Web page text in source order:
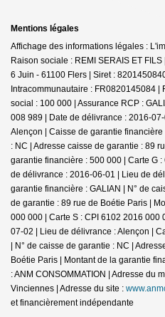
Mentions légales
Affichage des informations légales :
Raison sociale : REMI SERAIS ET
6 Juin - 61100 Flers | Siret :
Intracommunautaire : FR0820145084 |
social : 100 000 | Assurance RCP :
008 989 | Date de délivrance : 2016-
Alençon | Caisse de garantie
: NC | Adresse caisse de garantie : 89
garantie financière : 500 000 | Carte G
de délivrance : 2016-06-01 | Lieu de
garantie financière : GALIAN | N° de
de garantie : 89 rue de Boétie Paris |
000 000 | Carte S : CPI 6102 2016
07-02 | Lieu de délivrance : Alençon |
| N° de caisse de garantie : NC |
Boétie Paris | Montant de la garantie
: ANM CONSOMMATION | Adresse du
Vinciennes | Adresse du site :
et financièrement indépendante